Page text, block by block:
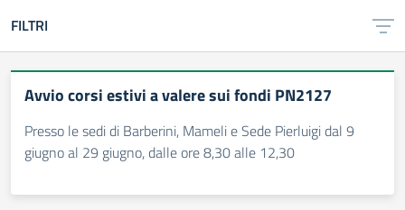
FILTRI
Avvio corsi estivi a valere sui fondi PN2127
Presso le sedi di Barberini, Mameli e Sede Pierluigi dal 9
giugno al 29 giugno, dalle ore 8,30 alle 12,30